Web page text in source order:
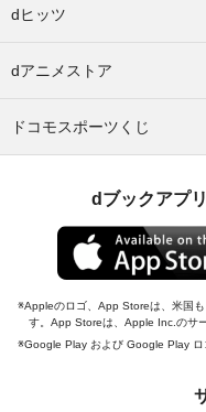
dヒッツ
dアニメストア
ドコモスポーツくじ
dブックアプ
Appleのロゴ、App Storeは、米国
す。App Storeは、Apple Inc.のサ
Google Play および Google Play ロ